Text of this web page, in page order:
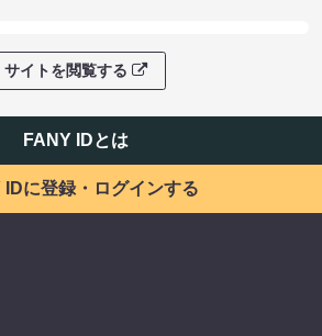
サイトを閲覧する
FANY IDとは
IDに登録・ログインする